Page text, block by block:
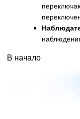
В начало